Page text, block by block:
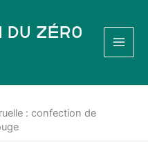
du Zéro
: confection de